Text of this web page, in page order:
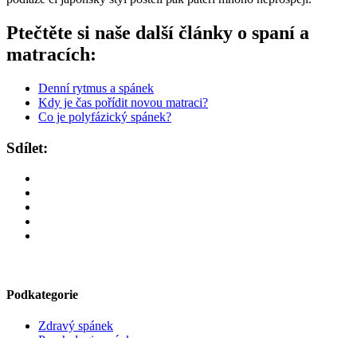
Ptečtěte si naše další články o spaní a
matracích:
Denní rytmus a spánek
Kdy je čas pořídit novou matraci?
Co je polyfázický spánek?
Sdílet:
Podkategorie
Zdravý spánek